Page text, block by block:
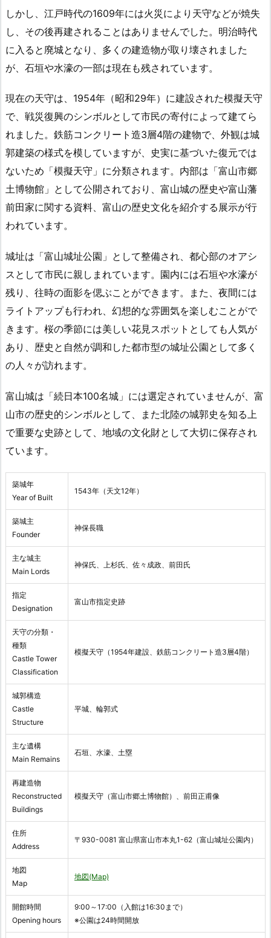
しかし、江戸時代の1609年には火災により天守などが焼失
し、その後再建されることはありませんでした。明治時代
に入ると廃城となり、多くの建造物が取り壊されました
が、石垣や水濠の一部は現在も残されています。
現在の天守は、1954年（昭和29年）に建設された模擬天守
で、戦災復興のシンボルとして市民の寄付によって建てら
れました。鉄筋コンクリート造3層4階の建物で、外観は城
郭建築の様式を模していますが、史実に基づいた復元では
ないため「模擬天守」に分類されます。内部は「富山市郷
土博物館」として公開されており、富山城の歴史や富山藩
前田家に関する資料、富山の歴史文化を紹介する展示が行
われています。
城址は「富山城址公園」として整備され、都心部のオアシ
スとして市民に親しまれています。園内には石垣や水濠が
残り、往時の面影を偲ぶことができます。また、夜間には
ライトアップも行われ、幻想的な雰囲気を楽しむことがで
きます。桜の季節には美しい花見スポットとしても人気が
あり、歴史と自然が調和した都市型の城址公園として多く
の人々が訪れます。
富山城は「続日本100名城」には選定されていませんが、富
山市の歴史的シンボルとして、また北陸の城郭史を知る上
で重要な史跡として、地域の文化財として大切に保存され
ています。
築城年
Year of Built
1543年（天文12年）
築城主
Founder
神保長職
主な城主
Main Lords
神保氏、上杉氏、佐々成政、前田氏
指定
Designation
富山市指定史跡
天守の分類・
種類
Castle Tower
Classification
模擬天守（1954年建設、鉄筋コンクリート造3層4階）
城郭構造
Castle
Structure
平城、輪郭式
主な遺構
Main Remains
石垣、水濠、土塁
再建造物
Reconstructed
Buildings
模擬天守（富山市郷土博物館）、前田正甫像
住所
Address
〒930-0081 富山県富山市本丸1-62（富山城址公園内）
地図
Map
地図(Map)
開館時間
Opening hours
9:00～17:00（入館は16:30まで）
※公園は24時間開放